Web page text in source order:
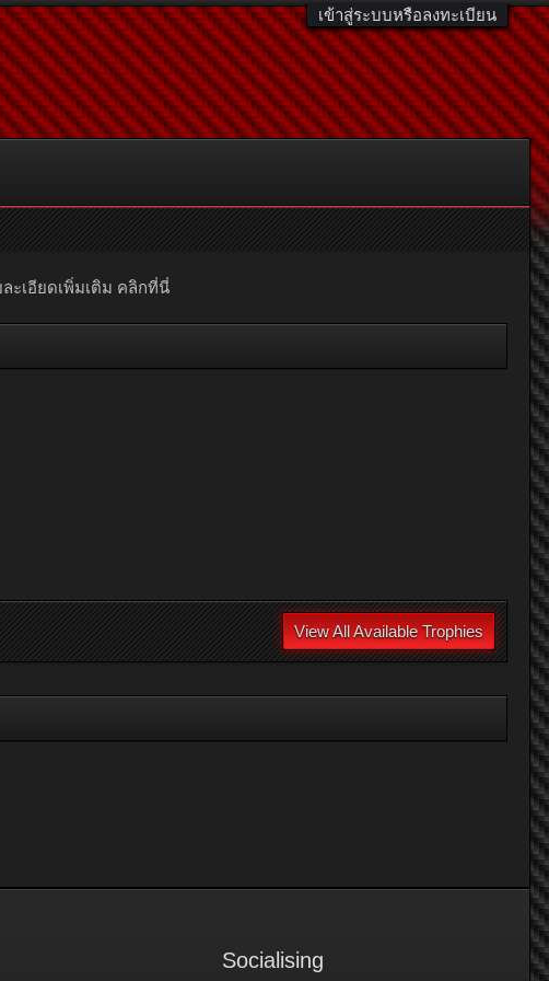
เข้าสู่ระบบหรือลงทะเบียน
ะเอียดเพิ่มเติม คลิกที่นี่
View All Available Trophies
Socialising